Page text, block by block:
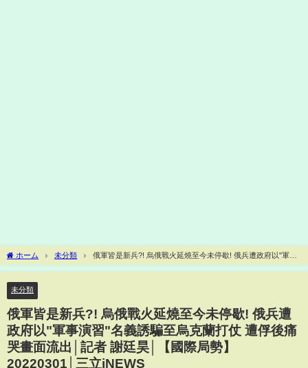
ホーム 未分類
俄軍皆是新兵?! 烏俄戰火延燒至今未停歇! 俄兵遭政府以"軍事
演習"名義誘騙至烏克蘭打仗 遭俘後痛哭畫面流出│記者 謝廷昊│【國際局勢】
未分類
俄軍皆是新兵?! 烏俄戰火延燒至今未停歇! 俄兵遭
政府以"軍事演習"名義誘騙至烏克蘭打仗 遭俘後痛
哭畫面流出│記者 謝廷昊│【國際局勢】
20220301│三立iNEWS